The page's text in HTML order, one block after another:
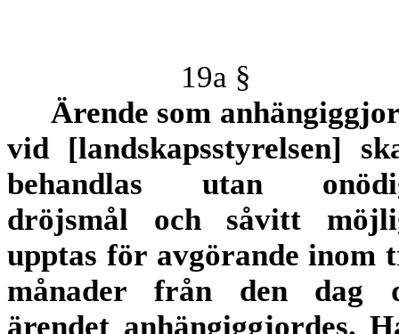
19a §
Ärende som
vid [landskapsstyrelsen]
behandlas utan
dröjsmål och såvitt
upptas för avgörande inom
månader från den dag
ärendet anhängiggjordes.